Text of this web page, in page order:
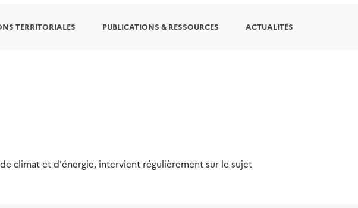
TERRITORIALES PUBLICATIONS & RESSOURCES ACTUALITÉS
climat et d'énergie, intervient régulièrement sur le sujet